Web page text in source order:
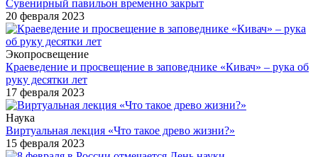
Сувенирный павильон временно закрыт
20 февраля 2023
Экопросвещение
Краеведение и просвещение в заповеднике «Кивач» – рука об
руку десятки лет
17 февраля 2023
Наука
Виртуальная лекция «Что такое древо жизни?»
15 февраля 2023